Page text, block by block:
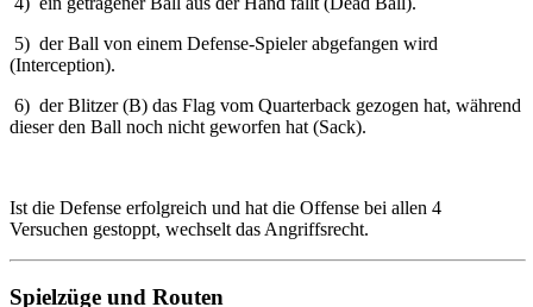
5) der Ball von einem Defense-Spieler abgefangen wird
(Interception).
6) der Blitzer (B) das Flag vom Quarterback gezogen hat, während
dieser den Ball noch nicht geworfen hat (Sack).
Ist die Defense erfolgreich und hat die Offense bei allen 4
Versuchen gestoppt, wechselt das Angriffsrecht.
Spielzüge und Routen